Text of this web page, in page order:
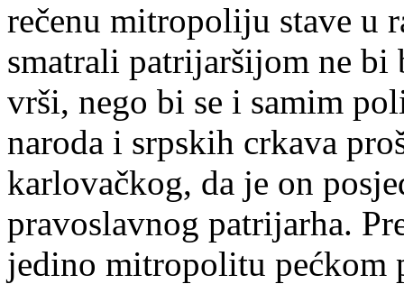
rečenu mitropoliju stave u
smatrali patrijaršijom ne bi
vrši, nego bi se i samim
naroda i srpskih crkava
karlovačkog, da je on
pravoslavnog patrijarha.
jedino mitropolitu pećkom